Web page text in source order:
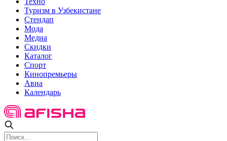
Туризм в Узбекистане
Стендап
Мода
Медиа
Скидки
Каталог
Спорт
Кинопремьеры
Авиа
Календарь